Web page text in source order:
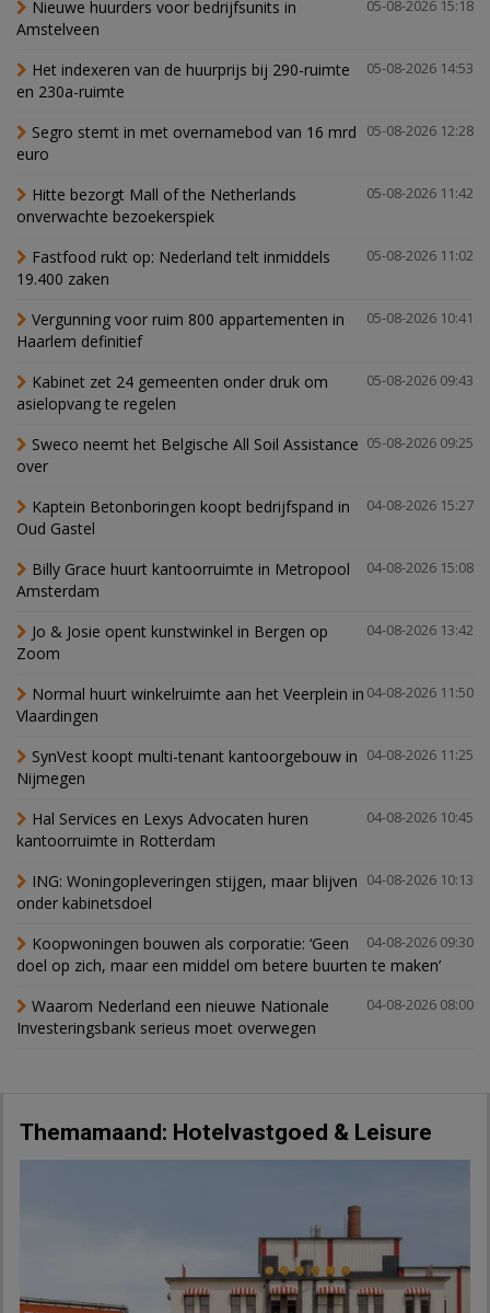
05-08-2026 15:18
Nieuwe huurders voor bedrijfsunits in
Amstelveen
05-08-2026 14:53
Het indexeren van de huurprijs bij 290-ruimte
en 230a-ruimte
05-08-2026 12:28
Segro stemt in met overnamebod van 16 mrd
euro
05-08-2026 11:42
Hitte bezorgt Mall of the Netherlands
onverwachte bezoekerspiek
05-08-2026 11:02
Fastfood rukt op: Nederland telt inmiddels
19.400 zaken
05-08-2026 10:41
Vergunning voor ruim 800 appartementen in
Haarlem definitief
05-08-2026 09:43
Kabinet zet 24 gemeenten onder druk om
asielopvang te regelen
05-08-2026 09:25
Sweco neemt het Belgische All Soil Assistance
over
04-08-2026 15:27
Kaptein Betonboringen koopt bedrijfspand in
Oud Gastel
04-08-2026 15:08
Billy Grace huurt kantoorruimte in Metropool
Amsterdam
04-08-2026 13:42
Jo & Josie opent kunstwinkel in Bergen op
Zoom
04-08-2026 11:50
Normal huurt winkelruimte aan het Veerplein in
Vlaardingen
04-08-2026 11:25
SynVest koopt multi-tenant kantoorgebouw in
Nijmegen
04-08-2026 10:45
Hal Services en Lexys Advocaten huren
kantoorruimte in Rotterdam
04-08-2026 10:13
ING: Woningopleveringen stijgen, maar blijven
onder kabinetsdoel
04-08-2026 09:30
Koopwoningen bouwen als corporatie: ‘Geen
doel op zich, maar een middel om betere buurten te maken’
04-08-2026 08:00
Waarom Nederland een nieuwe Nationale
Investeringsbank serieus moet overwegen
Themamaand: Hotelvastgoed & Leisure